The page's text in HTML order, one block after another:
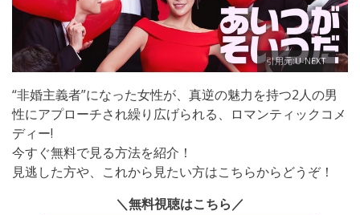
引用元:U-NEXT
“非婚主義者”になった女性が、真逆の魅力を持つ2人の男
性にアプローチされ繰り広げられる、ロマンティックコメ
ディー!
今すぐ無料で見る方法を紹介！
見逃した方や、これから見たい方はこちらからどうぞ！
＼無料視聴はこちら／